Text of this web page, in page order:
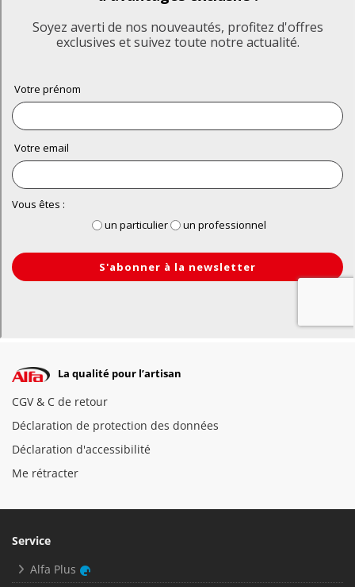
La qualité pour l’artisan
CGV & C de retour
Déclaration de protection des données
Déclaration d'accessibilité
Me rétracter
Service
Alfa Plus